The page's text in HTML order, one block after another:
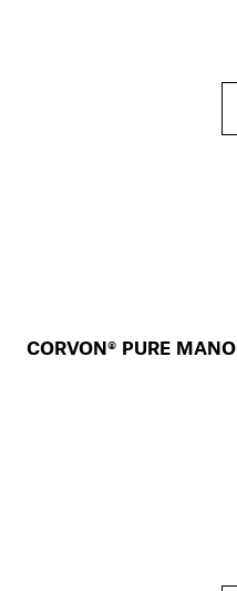
CORVON® PURE MANO